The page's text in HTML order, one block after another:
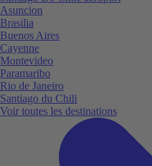
Asuncion
Brasilia
Buenos Aires
Cayenne
Montevideo
Paramaribo
Rio de Janeiro
Santiago du Chili
Voir toutes les destinations